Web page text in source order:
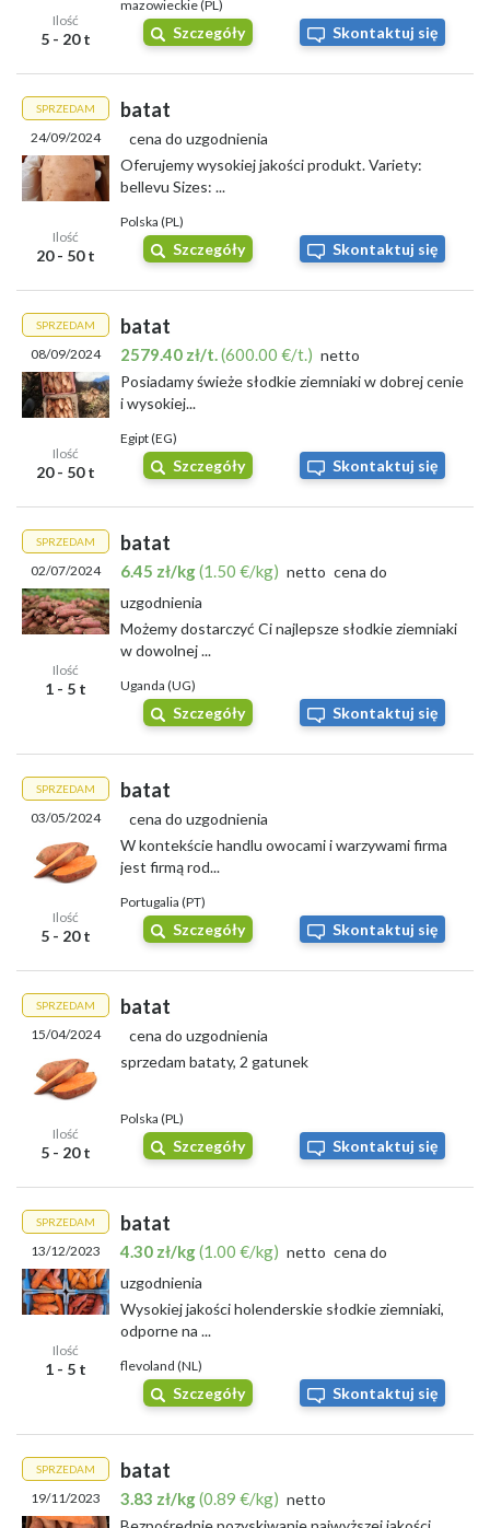
Ilość
5 - 20 t
mazowieckie (PL)
Szczegóły Skontaktuj się
SPRZEDAM
24/09/2024
Ilość
20 - 50 t
batat
cena do uzgodnienia
Oferujemy wysokiej jakości produkt. Variety:
bellevu Sizes: ...
Polska (PL)
Szczegóły Skontaktuj się
SPRZEDAM
08/09/2024
Ilość
20 - 50 t
batat
2579.40 zł/t.(600.00 €/t.) netto
Posiadamy świeże słodkie ziemniaki w dobrej cenie
i wysokiej...
Egipt (EG)
Szczegóły Skontaktuj się
SPRZEDAM
02/07/2024
Ilość
1 - 5 t
batat
6.45 zł/kg(1.50 €/kg) netto cena do
uzgodnienia
Możemy dostarczyć Ci najlepsze słodkie ziemniaki
w dowolnej ...
Uganda (UG)
Szczegóły Skontaktuj się
SPRZEDAM
03/05/2024
Ilość
5 - 20 t
batat
cena do uzgodnienia
W kontekście handlu owocami i warzywami firma
jest firmą rod...
Portugalia (PT)
Szczegóły Skontaktuj się
SPRZEDAM
15/04/2024
Ilość
5 - 20 t
batat
cena do uzgodnienia
sprzedam bataty, 2 gatunek
Polska (PL)
Szczegóły Skontaktuj się
SPRZEDAM
13/12/2023
Ilość
1 - 5 t
batat
4.30 zł/kg(1.00 €/kg) netto cena do
uzgodnienia
Wysokiej jakości holenderskie słodkie ziemniaki,
odporne na ...
flevoland (NL)
Szczegóły Skontaktuj się
SPRZEDAM
19/11/2023
batat
3.83 zł/kg(0.89 €/kg) netto